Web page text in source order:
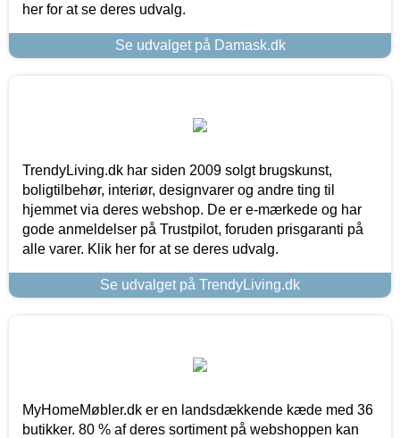
her for at se deres udvalg.
Se udvalget på Damask.dk
TrendyLiving.dk har siden 2009 solgt brugskunst,
boligtilbehør, interiør, designvarer og andre ting til
hjemmet via deres webshop. De er e-mærkede og har
gode anmeldelser på Trustpilot, foruden prisgaranti på
alle varer. Klik her for at se deres udvalg.
Se udvalget på TrendyLiving.dk
MyHomeMøbler.dk er en landsdækkende kæde med 36
butikker. 80 % af deres sortiment på webshoppen kan